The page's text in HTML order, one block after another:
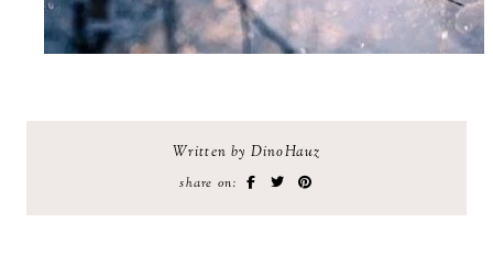
Written by DinoHauz
share on: